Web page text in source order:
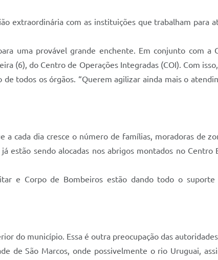
extraordinária com as instituições que trabalham para
uma provável grande enchente. Em conjunto com a
(6), do Centro de Operações Integradas (COI). Com
todos os órgãos. “Querem agilizar ainda mais o
cada dia cresce o número de famílias, moradoras de
estão sendo alocadas nos abrigos montados no Centro
e Corpo de Bombeiros estão dando todo o
do município. Essa é outra preocupação das
de São Marcos, onde possivelmente o rio Uruguai,